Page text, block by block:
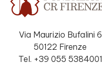
Via Maurizio Bufalini 6
50122 Firenze
Tel. +39 055 5384001